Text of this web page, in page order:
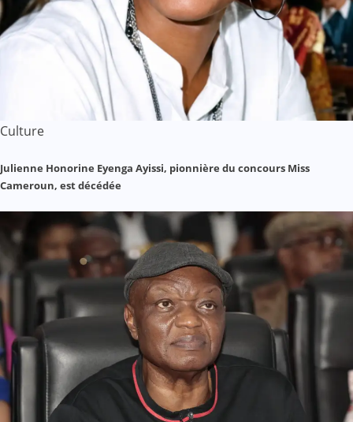
Culture
Julienne Honorine Eyenga Ayissi, pionnière du concours Miss
Cameroun, est décédée